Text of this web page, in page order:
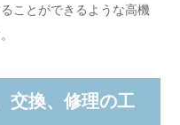
ことができるような高機
交換、修理の工